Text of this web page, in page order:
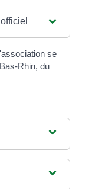
se
Rhin, du